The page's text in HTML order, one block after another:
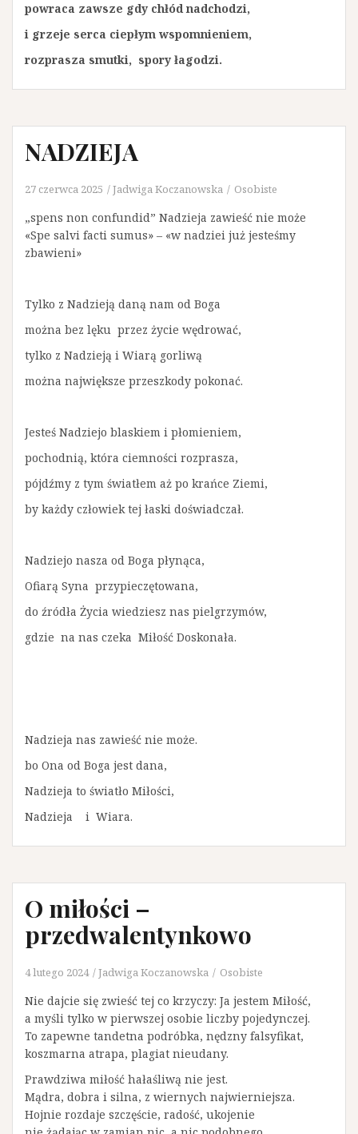
powraca zawsze gdy chłód nadchodzi,
i grzeje serca ciepłym wspomnieniem,
rozprasza smutki, spory łagodzi.
NADZIEJA
27 czerwca 2025 Jadwiga Koczanowska Osobiste
„spens non confundid” Nadzieja zawieść nie może
«Spe salvi facti sumus» – «w nadziei już jesteśmy
zbawieni»
Tylko z Nadzieją daną nam od Boga
można bez lęku przez życie wędrować,
tylko z Nadzieją i Wiarą gorliwą
można największe przeszkody pokonać.
Jesteś Nadziejo blaskiem i płomieniem,
pochodnią, która ciemności rozprasza,
pójdźmy z tym światłem aż po krańce Ziemi,
by każdy człowiek tej łaski doświadczał.
Nadziejo nasza od Boga płynąca,
Ofiarą Syna przypieczętowana,
do źródła Życia wiedziesz nas pielgrzymów,
gdzie na nas czeka Miłość Doskonała.
Nadzieja nas zawieść nie może.
bo Ona od Boga jest dana,
Nadzieja to światło Miłości,
Nadzieja i Wiara.
O miłości –
przedwalentynkowo
4 lutego 2024 Jadwiga Koczanowska Osobiste
Nie dajcie się zwieść tej co krzyczy: Ja jestem Miłość,
a myśli tylko w pierwszej osobie liczby pojedynczej.
To zapewne tandetna podróbka, nędzny falsyfikat,
koszmarna atrapa, plagiat nieudany.
Prawdziwa miłość hałaśliwą nie jest.
Mądra, dobra i silna, z wiernych najwierniejsza.
Hojnie rozdaje szczęście, radość, ukojenie